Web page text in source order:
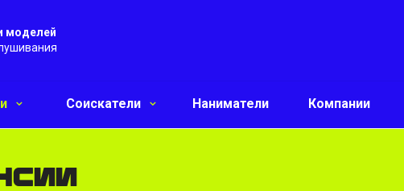
моделей
Соискатели Наниматели Компании